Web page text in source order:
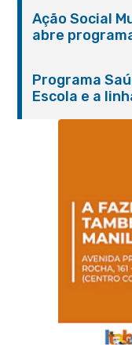
Ação Social
abre
serviços
orientações
Programa
Escola e a
Magalhães